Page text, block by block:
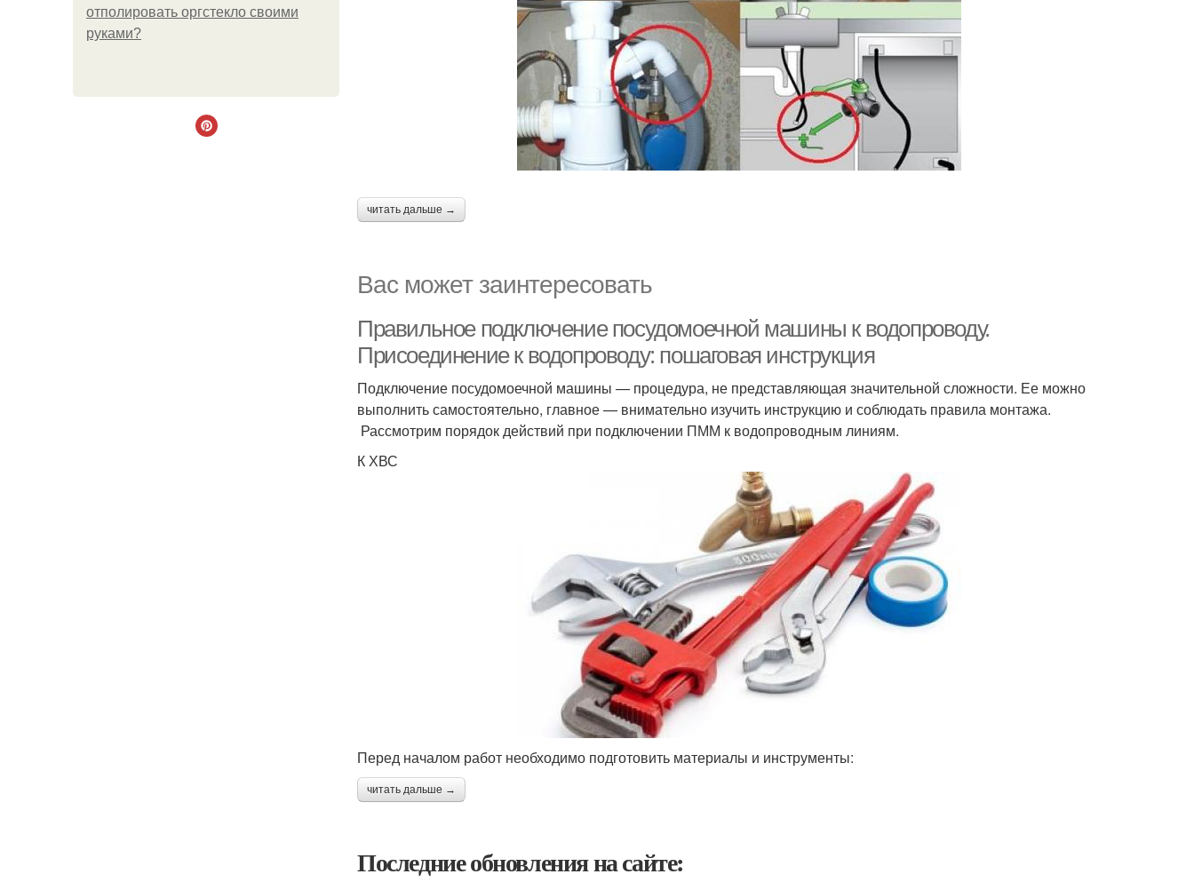
отполировать оргстекло своими
руками?
читать дальше →
Вас может заинтересовать
Правильное подключение посудомоечной машины к водопроводу.
Присоединение к водопроводу: пошаговая инструкция
Подключение посудомоечной машины — процедура, не представляющая значительной сложности. Ее можно
выполнить самостоятельно, главное — внимательно изучить инструкцию и соблюдать правила монтажа.
Рассмотрим порядок действий при подключении ПММ к водопроводным линиям.
К ХВС
Перед началом работ необходимо подготовить материалы и инструменты:
читать дальше →
Последние обновления на сайте: